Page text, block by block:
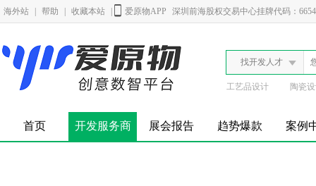
海外站 帮助 收藏本站 爱原物APP 深圳前海股权交易中心挂牌代码：
找开发人才
工艺品设计 陶瓷
首页 开发服务商 展会报告 趋势爆款 案例